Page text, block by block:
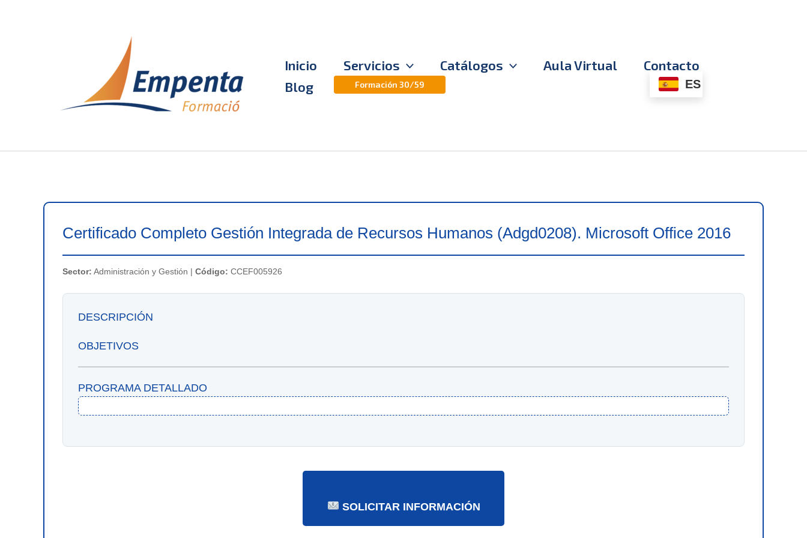
Inicio Servicios Catálogos Aula Virtual
Contacto
Blog
Formación 30/59 ES
Certificado Completo Gestión Integrada de Recursos Humanos (Adgd0208). Microsoft Office 2016
Sector: Administración y Gestión | Código: CCEF005926
DESCRIPCIÓN
OBJETIVOS
PROGRAMA DETALLADO
SOLICITAR INFORMACIÓN